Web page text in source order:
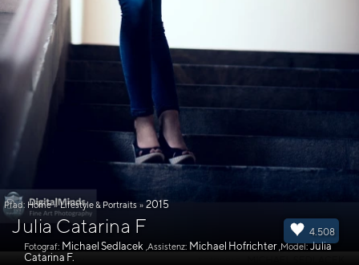
4.508
Pfad: Home » Lifestyle & Portraits » 2015
Julia Catarina F
Fotograf: Michael Sedlacek ,Assistenz: Michael Hofrichter ,Model: Julia
Catarina F.